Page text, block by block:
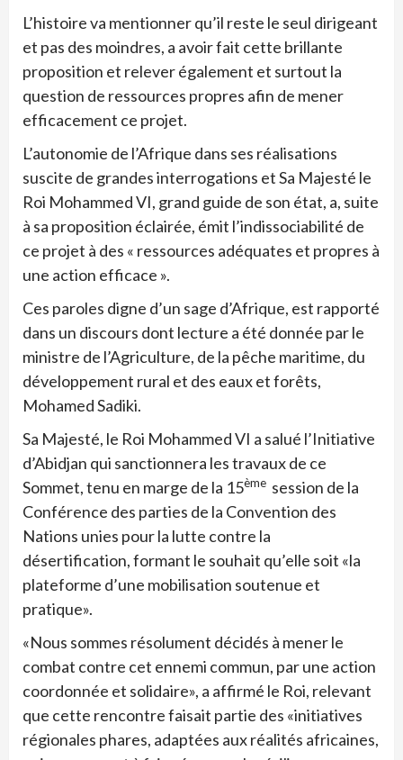
L’histoire va mentionner qu’il reste le seul dirigeant
et pas des moindres, a avoir fait cette brillante
proposition et relever également et surtout la
question de ressources propres afin de mener
efficacement ce projet.
L’autonomie de l’Afrique dans ses réalisations
suscite de grandes interrogations et Sa Majesté le
Roi Mohammed VI, grand guide de son état, a, suite
à sa proposition éclairée, émit l’indissociabilité de
ce projet à des « ressources adéquates et propres à
une action efficace ».
Ces paroles digne d’un sage d’Afrique, est rapporté
dans un discours dont lecture a été donnée par le
ministre de l’Agriculture, de la pêche maritime, du
développement rural et des eaux et forêts,
Mohamed Sadiki.
Sa Majesté, le Roi Mohammed VI a salué l’Initiative
d’Abidjan qui sanctionnera les travaux de ce
Sommet, tenu en marge de la 15ème session de la
Conférence des parties de la Convention des
Nations unies pour la lutte contre la
désertification, formant le souhait qu’elle soit «la
plateforme d’une mobilisation soutenue et
pratique».
«Nous sommes résolument décidés à mener le
combat contre cet ennemi commun, par une action
coordonnée et solidaire», a affirmé le Roi, relevant
que cette rencontre faisait partie des «initiatives
régionales phares, adaptées aux réalités africaines,